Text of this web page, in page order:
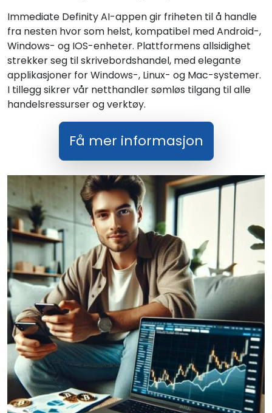
Immediate Definity AI-appen gir friheten til å handle
fra nesten hvor som helst, kompatibel med Android-,
Windows- og IOS-enheter. Plattformens allsidighet
strekker seg til skrivebordshandel, med elegante
applikasjoner for Windows-, Linux- og Mac-systemer.
I tillegg sikrer vår netthandler sømløs tilgang til alle
handelsressurser og verktøy.
Få mer informasjon